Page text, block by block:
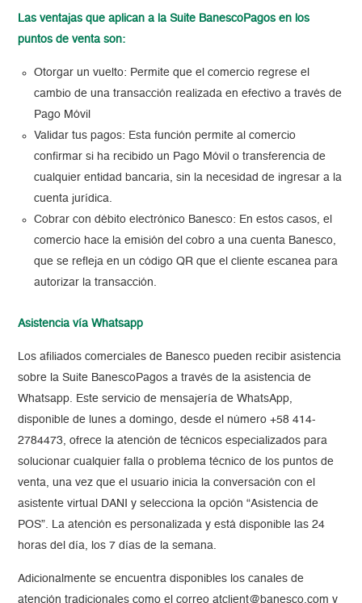
Las ventajas que aplican a la Suite BanescoPagos en los
puntos de venta son:
Otorgar un vuelto: Permite que el comercio regrese el
cambio de una transacción realizada en efectivo a través de
Pago Móvil
Validar tus pagos: Esta función permite al comercio
confirmar si ha recibido un Pago Móvil o transferencia de
cualquier entidad bancaria, sin la necesidad de ingresar a la
cuenta jurídica.
Cobrar con débito electrónico Banesco: En estos casos, el
comercio hace la emisión del cobro a una cuenta Banesco,
que se refleja en un código QR que el cliente escanea para
autorizar la transacción.
Asistencia vía Whatsapp
Los afiliados comerciales de Banesco pueden recibir asistencia
sobre la Suite BanescoPagos a través de la asistencia de
Whatsapp. Este servicio de mensajería de WhatsApp,
disponible de lunes a domingo, desde el número +58 414-
2784473, ofrece la atención de técnicos especializados para
solucionar cualquier falla o problema técnico de los puntos de
venta, una vez que el usuario inicia la conversación con el
asistente virtual DANI y selecciona la opción “Asistencia de
POS”. La atención es personalizada y está disponible las 24
horas del día, los 7 días de la semana.
Adicionalmente se encuentra disponibles los canales de
atención tradicionales como el correo atclient@banesco.com y